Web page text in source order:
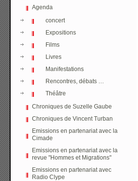
Agenda
concert
Expositions
Films
Livres
Manifestations
Rencontres, débats …
Théâtre
Chroniques de Suzelle Gaube
Chroniques de Vincent Turban
Emissions en partenariat avec la
Cimade
Emissions en partenariat avec la
revue "Hommes et Migrations"
Emissions en partenariat avec
Radio Clype